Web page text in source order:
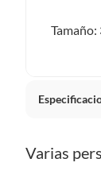
Tamaño:
Varias